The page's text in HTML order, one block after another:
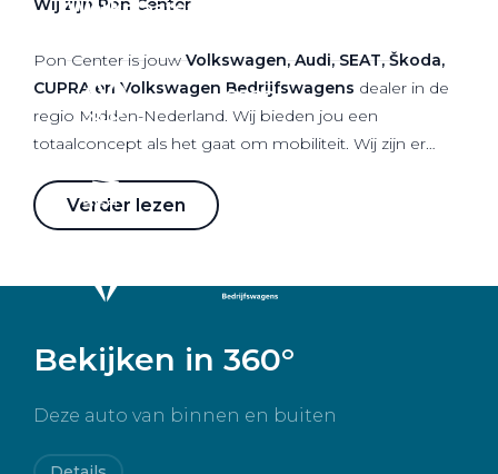
Werkplaatsafspraak
Wij zijn Pon Center
Pon Center is jouwVolkswagen, Audi, SEAT, Škoda,
CUPRA en Volkswagen Bedrijfswagens dealer in de
regio Midden-Nederland. Wij bieden jou een
totaalconcept als het gaat om mobiliteit. Wij zijn er
staan ook voor je klaar als het gaat om onderhoud,
leaseproducten, financieringen, verhuur en schade.
in om jou optimaal mobiel te houden, met plezier en
Verder lezen
Bekijken in 360°
Deze auto van binnen en buiten